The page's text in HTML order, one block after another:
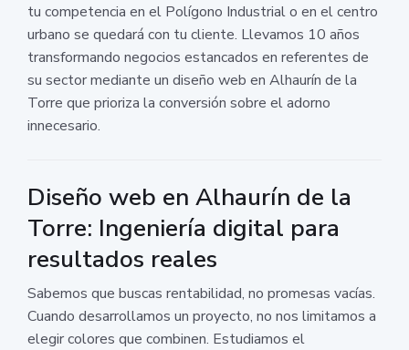
tu competencia en el Polígono Industrial o en el centro
urbano se quedará con tu cliente. Llevamos 10 años
transformando negocios estancados en referentes de
su sector mediante un diseño web en Alhaurín de la
Torre que prioriza la conversión sobre el adorno
innecesario.
Diseño web en Alhaurín de la
Torre: Ingeniería digital para
resultados reales
Sabemos que buscas rentabilidad, no promesas vacías.
Cuando desarrollamos un proyecto, no nos limitamos a
elegir colores que combinen. Estudiamos el